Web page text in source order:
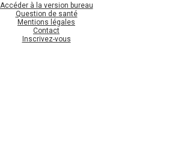
Accéder à la version bureau
Question de santé
Mentions légales
Contact
Inscrivez-vous